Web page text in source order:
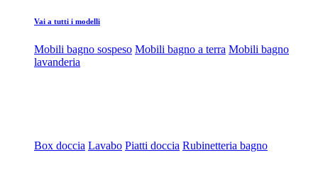
Vai a tutti i modelli
Mobili bagno sospeso Mobili bagno a terra Mobili bagno
lavanderia
Box doccia Lavabo Piatti doccia Rubinetteria bagno